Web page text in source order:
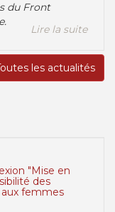
du Front
Lire la suite
les actualités
"Mise en
des
femmes